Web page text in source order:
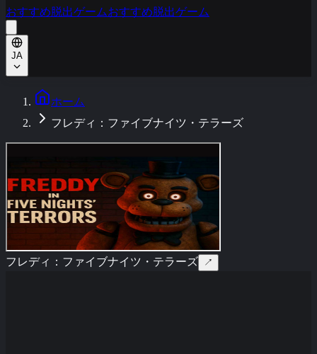
おすすめ脱出ゲームおすすめ脱出ゲーム
JA
ホーム
フレディ：ファイブナイツ・テラーズ
フレディ：ファイブナイツ・テラーズ ↗